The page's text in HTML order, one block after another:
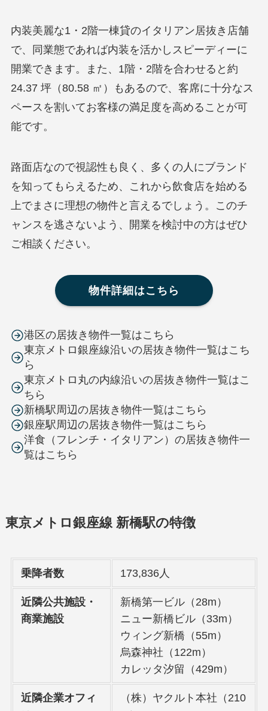
内装美麗な1・2階一棟貸のイタリアン居抜き店舗
で、同業態であれば内装を活かしスピーディーに
開業できます。また、1階・2階を合わせると約
24.37 坪（80.58 ㎡）もあるので、客席に十分なス
ペースを割いてお客様の満足度を高めることが可
能です。
路面店なので視認性も良く、多くの人にブランド
を知ってもらえるため、これから飲食店を始める
上でまさに理想の物件と言えるでしょう。このチ
ャンスを逃さないよう、開業を検討中の方はぜひ
ご相談ください。
物件詳細はこちら
港区の居抜き物件一覧はこちら
東京メトロ銀座線沿いの居抜き物件一覧はこち
ら
東京メトロ丸の内線沿いの居抜き物件一覧はこ
ちら
新橋駅周辺の居抜き物件一覧はこちら
銀座駅周辺の居抜き物件一覧はこちら
洋食（フレンチ・イタリアン）の居抜き物件一
覧はこちら
東京メトロ銀座線 新橋駅の特徴
乗降者数 173,836人
近隣公共施設・
商業施設
新橋第一ビル（28m）
ニュー新橋ビル（33m）
ウィング新橋（55m）
烏森神社（122m）
カレッタ汐留（429m）
近隣企業オフィ
（株）ヤクルト本社（210